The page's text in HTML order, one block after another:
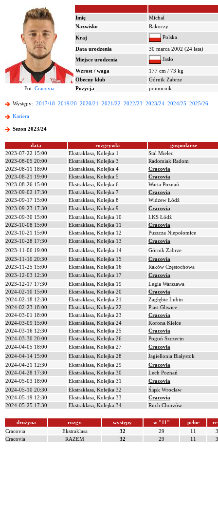
Imię
Michał
Nazwisko
Rakoczy
Kraj
Polska
Data urodzenia
30 marca 2002 (24 lata)
Miejsce urodzenia
Jasło
Wzrost / waga
177 cm / 73 kg
Obecny klub
Górnik Zabrze
Fot: Cracovia Pozycja pomocnik
Występy: 2017/18 2019/20 2020/21 2021/22 2022/23 2023/24 2024/25 2025/26
Kariera
Sezon 2023/24
data rozgrywki
gospodarze
2023-07-22 15:00
Ekstraklasa, Kolejka 1
Stal Mielec
2023-08-05 20:00
Ekstraklasa, Kolejka 3
Radomiak Radom
2023-08-11 18:00
Ekstraklasa, Kolejka 4
Cracovia
2023-08-21 19:00
Ekstraklasa, Kolejka 5
Cracovia
2023-08-26 15:00
Ekstraklasa, Kolejka 6
Warta Poznań
2023-09-02 17:30
Ekstraklasa, Kolejka 7
Cracovia
2023-09-17 15:00
Ekstraklasa, Kolejka 8
Widzew Łódź
2023-09-23 17:30
Ekstraklasa, Kolejka 9
Cracovia
2023-09-30 15:00
Ekstraklasa, Kolejka 10
ŁKS Łódź
2023-10-08 15:00
Ekstraklasa, Kolejka 11
Cracovia
2023-10-21 15:00
Ekstraklasa, Kolejka 12
Puszcza Niepołomice
2023-10-28 17:30
Ekstraklasa, Kolejka 13
Cracovia
2023-11-06 19:00
Ekstraklasa, Kolejka 14
Górnik Zabrze
2023-11-10 20:30
Ekstraklasa, Kolejka 15
Cracovia
2023-11-25 15:00
Ekstraklasa, Kolejka 16
Raków Częstochowa
2023-12-03 12:30
Ekstraklasa, Kolejka 17
Cracovia
2023-12-17 17:30
Ekstraklasa, Kolejka 19
Legia Warszawa
2024-02-10 15:00
Ekstraklasa, Kolejka 20
Cracovia
2024-02-18 12:30
Ekstraklasa, Kolejka 21
Zagłębie Lubin
2024-02-23 18:00
Ekstraklasa, Kolejka 22
Piast Gliwice
2024-03-01 18:00
Ekstraklasa, Kolejka 23
Cracovia
2024-03-09 15:00
Ekstraklasa, Kolejka 24
Korona Kielce
2024-03-16 12:30
Ekstraklasa, Kolejka 25
Cracovia
2024-03-30 20:00
Ekstraklasa, Kolejka 26
Pogoń Szczecin
2024-04-05 18:00
Ekstraklasa, Kolejka 27
Cracovia
2024-04-14 15:00
Ekstraklasa, Kolejka 28
Jagiellonia Białystok
2024-04-21 12:30
Ekstraklasa, Kolejka 29
Cracovia
2024-04-28 17:30
Ekstraklasa, Kolejka 30
Lech Poznań
2024-05-03 18:00
Ekstraklasa, Kolejka 31
Cracovia
2024-05-10 20:30
Ekstraklasa, Kolejka 32
Śląsk Wrocław
2024-05-19 12:30
Ekstraklasa, Kolejka 33
Cracovia
2024-05-25 17:30
Ekstraklasa, Kolejka 34 Ruch Chorzów
drużyna rozgr. występy w "11" pełne
Cracovia
Ekstraklasa 32 29 11
3
Cracovia
RAZEM 32 29 11 3